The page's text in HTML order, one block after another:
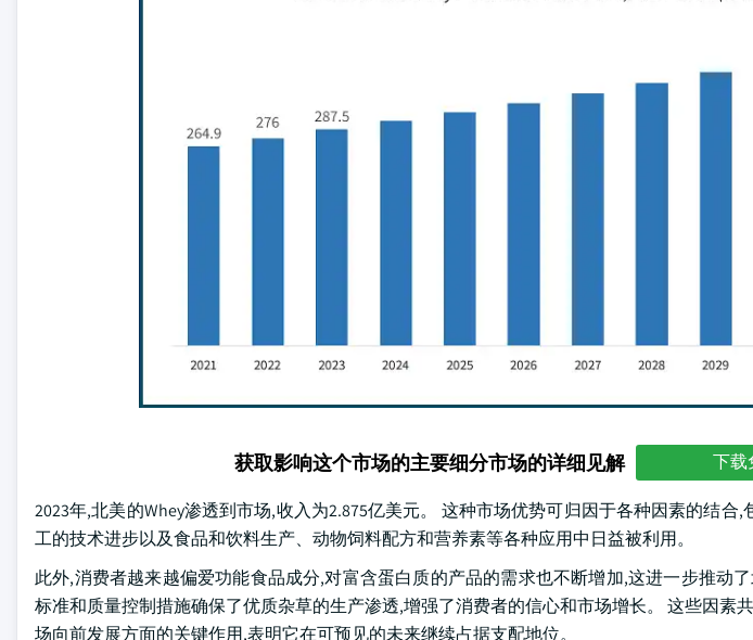
获取影响这个市场的主要细分市场的详细见解 下载
2023年,北美的Whey渗透到市场,收入为2.875亿美元。 这种市场优势可归因于各种因素的结
工的技术进步以及食品和饮料生产、动物饲料配方和营养素等各种应用中日益被利用。
此外,消费者越来越偏爱功能食品成分,对富含蛋白质的产品的需求也不断增加,这进一步推动
标准和质量控制措施确保了优质杂草的生产渗透,增强了消费者的信心和市场增长。 这些因素
场向前发展方面的关键作用,表明它在可预见的未来继续占据支配地位。